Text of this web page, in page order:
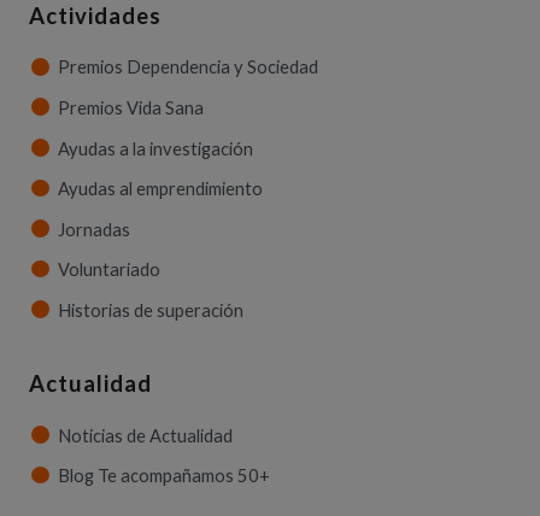
Actividades
Premios Dependencia y Sociedad
Premios Vida Sana
Ayudas a la investigación
Ayudas al emprendimiento
Jornadas
Voluntariado
Historias de superación
Actualidad
Noticias de Actualidad
Blog Te acompañamos 50+